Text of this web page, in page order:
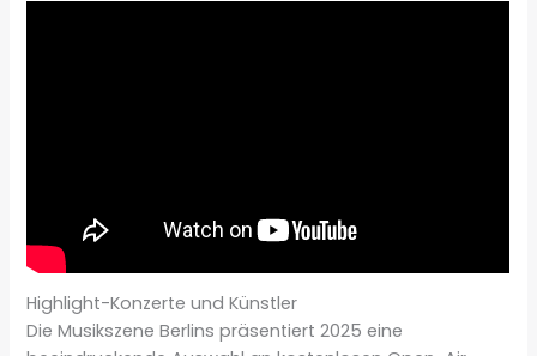
Highlight-Konzerte und Künstler
Die Musikszene Berlins präsentiert 2025 eine